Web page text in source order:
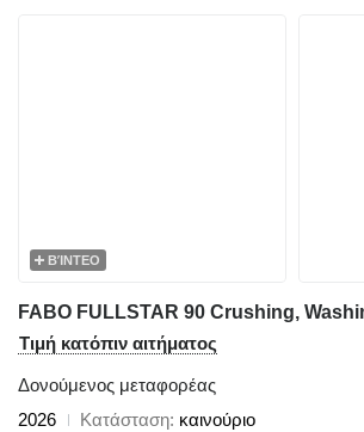
ΒΊΝΤΕΟ
Τιμή κατόπιν αιτήματος
Δονούμενος μεταφορέας
2026
Κατάσταση καινούριο